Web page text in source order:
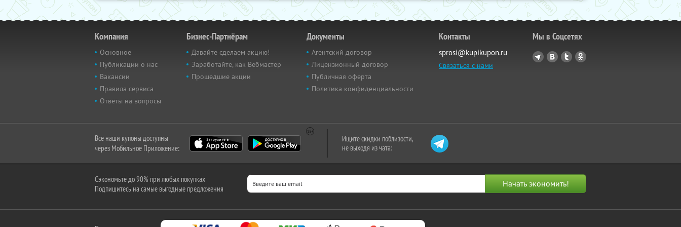
Компания
Основное
Публикации о нас
Вакансии
Правила сервиса
Ответы на вопросы
Бизнес-Партнёрам
Давайте сделаем акцию!
Заработайте, как Вебмастер
Прошедшие акции
Документы
Агентский договор
Лицензионный договор
Публичная оферта
Политика конфиденциальности
Контакты
sprosi@kupikupon.ru
Связаться с нами
Мы в Соцсетях
Все наши купоны доступны
через Мобильное Приложение:
Ищите скидки поблизости,
не выходя из чата:
Сэкономьте до 90% при любых покупках
Подпишитесь на самые выгодные предложения